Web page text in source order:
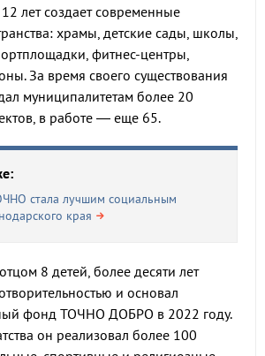
лет создает современные
храмы, детские сады, школы,
фитнес-центры,
За время своего существования
муниципалитетам более 20
в работе — еще 65.
стала лучшим социальным
края
8 детей, более десяти лет
и основал
фонд ТОЧНО ДОБРО в 2022 году.
он реализовал более 100